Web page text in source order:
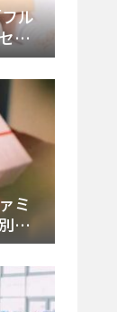
ル
ブ
を
ミ
お